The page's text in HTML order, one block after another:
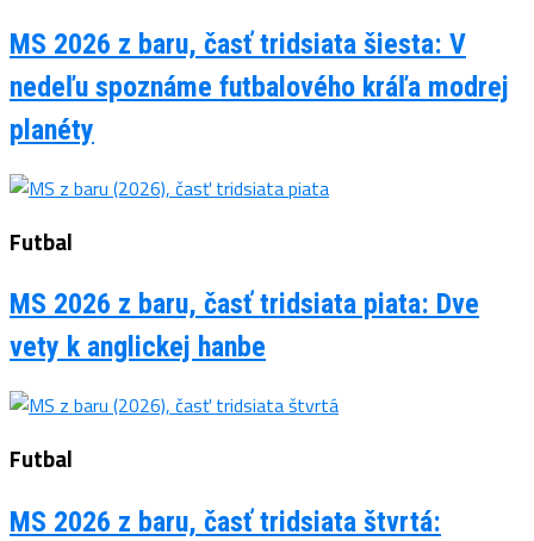
MS 2026 z baru, časť tridsiata šiesta: V
nedeľu spoznáme futbalového kráľa modrej
planéty
Futbal
MS 2026 z baru, časť tridsiata piata: Dve
vety k anglickej hanbe
Futbal
MS 2026 z baru, časť tridsiata štvrtá: